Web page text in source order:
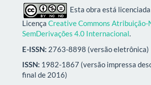
Esta obra está
Licença Creative Commons Atribuição-
SemDerivações 4.0 Internacional.
E-ISSN: 2763-8898 (versão eletrônica)
ISSN: 1982-1867 (versão impressa
final de 2016)